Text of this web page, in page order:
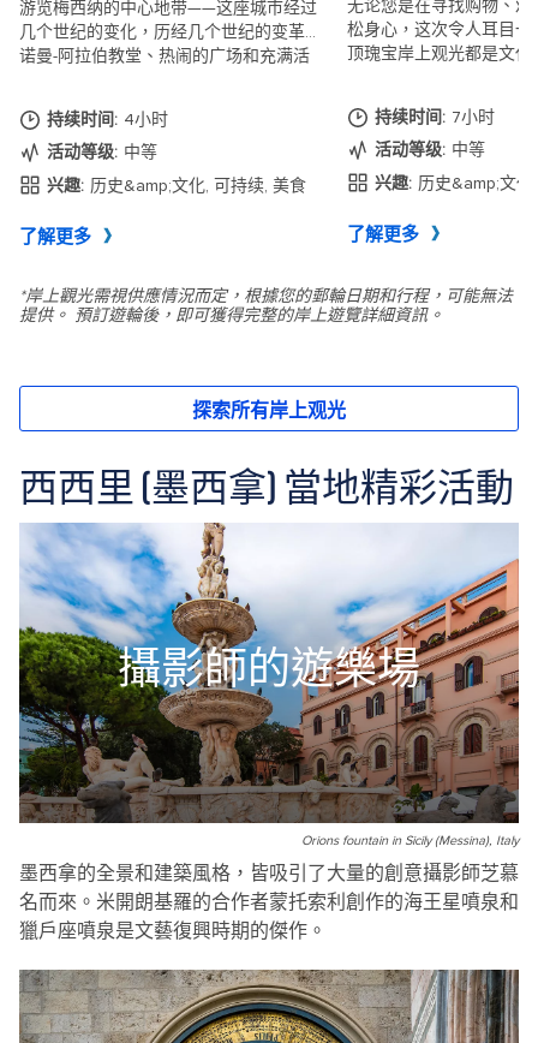
西西里 (墨西拿) 當地精彩活動
攝影師的遊樂場
Orions fountain in Sicily (Messina), Italy
墨西拿的全景和建築風格，皆吸引了大量的創意攝影師芝慕
名而來。米開朗基羅的合作者蒙托索利創作的海王星噴泉和
獵戶座噴泉是文藝復興時期的傑作。